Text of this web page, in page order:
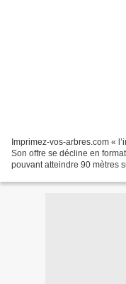
Imprimez-vos-arbres.com «
Son offre se décline en
pouvant atteindre 90 mètres